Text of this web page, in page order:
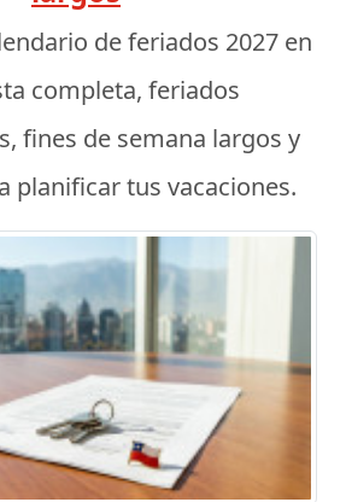
de feriados 2027 en
completa, feriados
fines de semana largos y
planificar tus vacaciones.